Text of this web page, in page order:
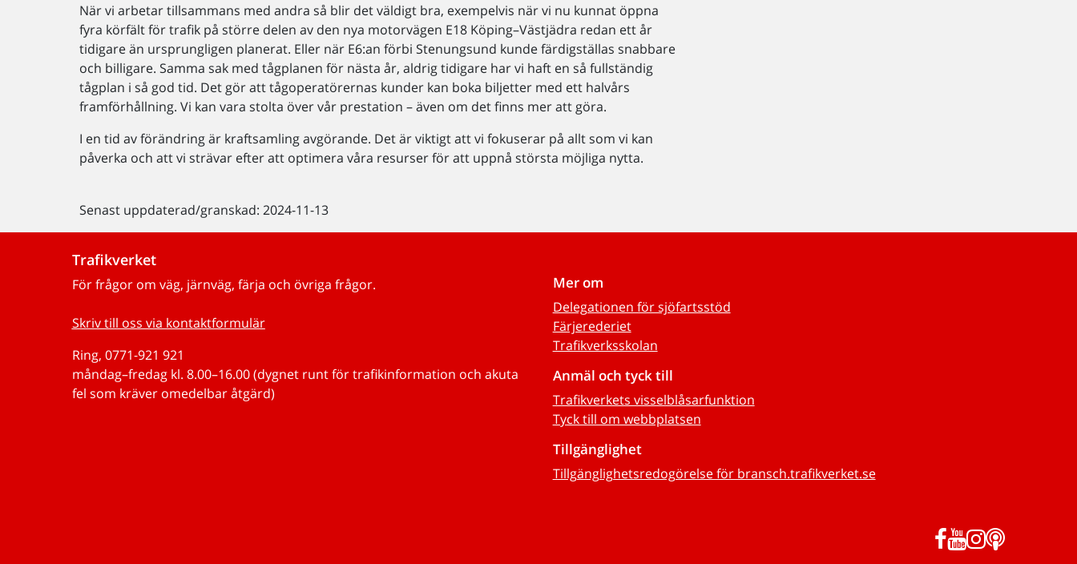
När vi arbetar tillsammans med andra så blir det väldigt bra, exempelvis när vi nu kunnat öppna
fyra körfält för trafik på större delen av den nya motorvägen E18 Köping–Västjädra redan ett år
tidigare än ursprungligen planerat. Eller när E6:an förbi Stenungsund kunde färdigställas snabbare
och billigare. Samma sak med tågplanen för nästa år, aldrig tidigare har vi haft en så fullständig
tågplan i så god tid. Det gör att tågoperatörernas kunder kan boka biljetter med ett halvårs
framförhållning. Vi kan vara stolta över vår prestation – även om det finns mer att göra.
I en tid av förändring är kraftsamling avgörande. Det är viktigt att vi fokuserar på allt som vi kan
påverka och att vi strävar efter att optimera våra resurser för att uppnå största möjliga nytta.
Senast uppdaterad/granskad: 2024-11-13
Trafikverket
För frågor om väg, järnväg, färja och övriga frågor.
Skriv till oss via kontaktformulär
Ring, 0771-921 921
måndag–fredag kl. 8.00–16.00 (dygnet runt för trafikinformation och akuta
fel som kräver omedelbar åtgärd)
Mer om
Delegationen för sjöfartsstöd
Färjerederiet
Trafikverksskolan
Anmäl och tyck till
Trafikverkets visselblåsarfunktion
Tyck till om webbplatsen
Tillgänglighet
Tillgänglighetsredogörelse för bransch.trafikverket.se
Facebook
YouTube
Instagram
Podd